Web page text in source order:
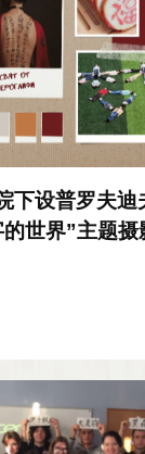
下设普罗夫迪
世界”主题摄